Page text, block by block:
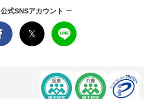
公式SNSアカウント